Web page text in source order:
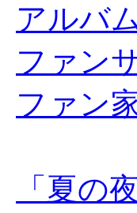
アルバ
ファン
ファン
「夏の